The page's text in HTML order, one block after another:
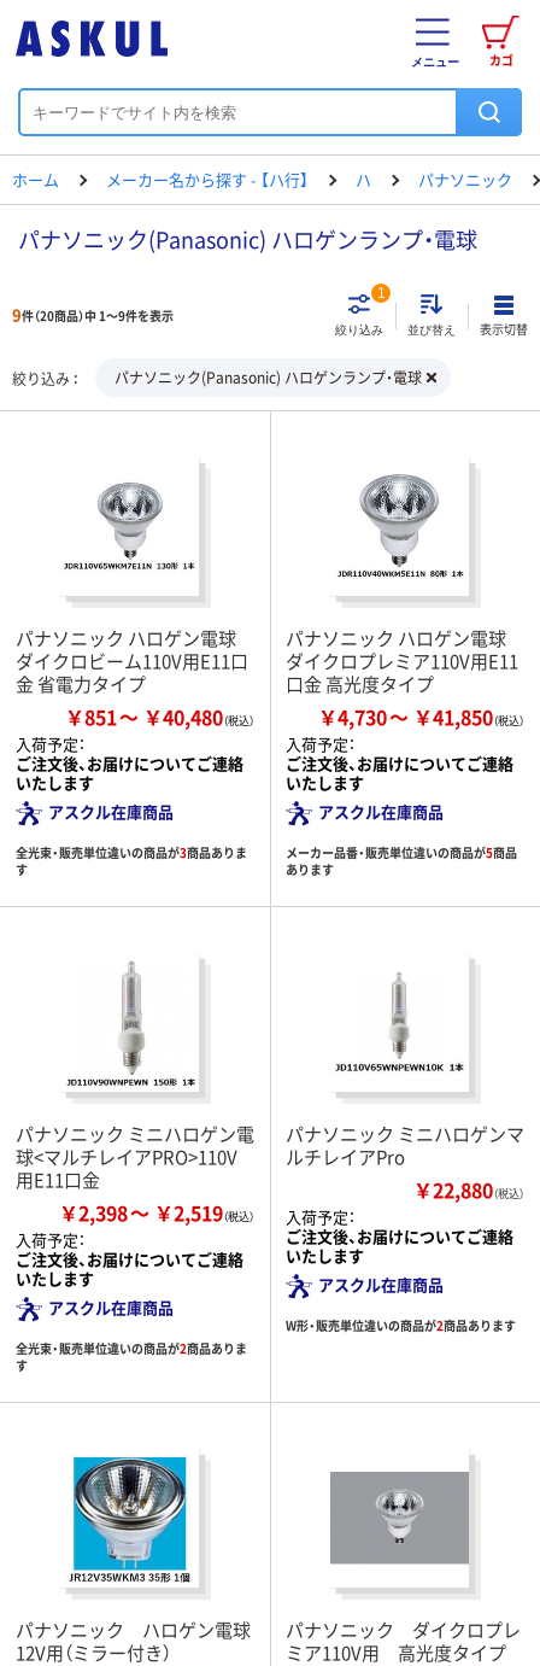
カゴ
メニュー
ホーム メーカー名から探す - 【ハ行】 ハ パナソニック
パナソニック(Panasonic) ハロゲンランプ・電球
9件（20商品）中 1～9件を表示
絞り込み
1
並び替え 表示切替
絞り込み パナソニック(Panasonic) ハロゲンランプ・電球
パナソニック ハロゲン電球
ダイクロビーム110V用E11口
金 省電力タイプ
￥851 ￥40,480
入荷予定：
ご注文後、お届けについてご連絡
いたします
アスクル在庫商品
全光束・販売単位違いの商品が3商品ありま
す
パナソニック ハロゲン電球
ダイクロプレミア110V用E11
口金 高光度タイプ
￥4,730 ￥41,850
入荷予定：
ご注文後、お届けについてご連絡
いたします
アスクル在庫商品
メーカー品番・販売単位違いの商品が5商品
あります
パナソニック ミニハロゲン電
球<マルチレイアPRO>110V
用E11口金
￥2,398 ￥2,519
入荷予定：
ご注文後、お届けについてご連絡
いたします
アスクル在庫商品
全光束・販売単位違いの商品が2商品ありま
す
パナソニック ミニハロゲンマ
ルチレイアPro
￥22,880（税込）
入荷予定：
ご注文後、お届けについてご連絡
いたします
アスクル在庫商品
W形・販売単位違いの商品が2商品あります
パナソニック ハロゲン電球
12V用（ミラー付き）
パナソニック ダイクロプレ
ミア110V用 高光度タイプ